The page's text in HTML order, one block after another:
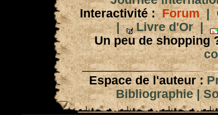
Interactivité : Forum|
|
Livre d'Or|
Un peu de shopping
Espace de l'auteur :
Bibliographie|